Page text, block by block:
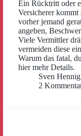
Ein Rücktritt oder
Versicherer
vorher jemand
angeben,
Viele Vermittler
vermeiden diese
Warum das fatal,
hier mehr Details.
Sven Hennig
2